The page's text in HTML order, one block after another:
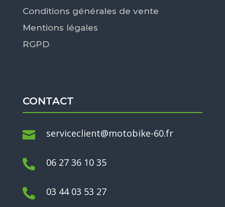
Conditions générales de vente
Mentions légales
RGPD
CONTACT
 serviceclient@motobike-60.fr
 06 27 36 10 35
 03 44 03 53 27